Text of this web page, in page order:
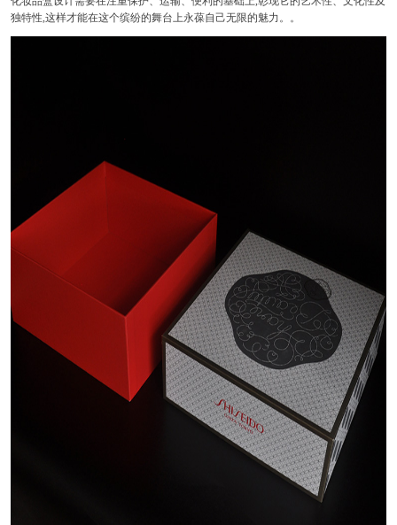
独特性,这样才能在这个缤纷的舞台上永葆自己无限的魅力。。